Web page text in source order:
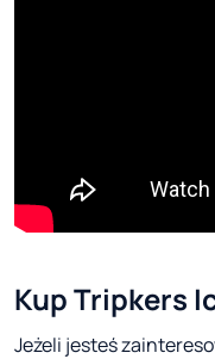
Kup Tripkers
Jeżeli jesteś